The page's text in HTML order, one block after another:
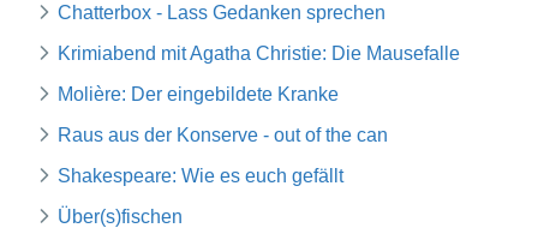
Chatterbox - Lass Gedanken sprechen
Krimiabend mit Agatha Christie: Die Mausefalle
Molière: Der eingebildete Kranke
Raus aus der Konserve - out of the can
Shakespeare: Wie es euch gefällt
Über(s)fischen